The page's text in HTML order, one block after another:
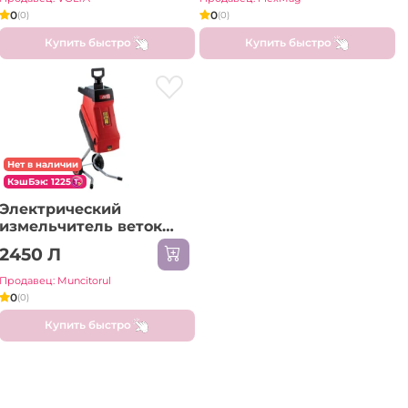
0(0)
Купить быстро
0(0)
Купить быстро
Нет в наличии
КэшБэк: 1225
Электрический
измельчитель веток
AGM AS 2520
2450 Л
Продавец: Muncitorul
0(0)
Купить быстро